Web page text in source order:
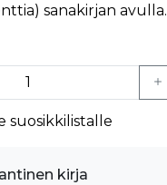
sanakirjan avulla.
suosikkilistalle
kirja